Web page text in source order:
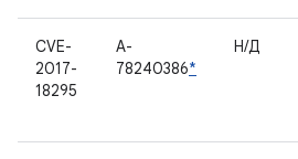
CVE-
2017-
18295
A-
78240386*
Н/Д